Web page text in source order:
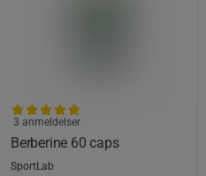
Berberine 60 caps
3 anmeldelser
SportLab